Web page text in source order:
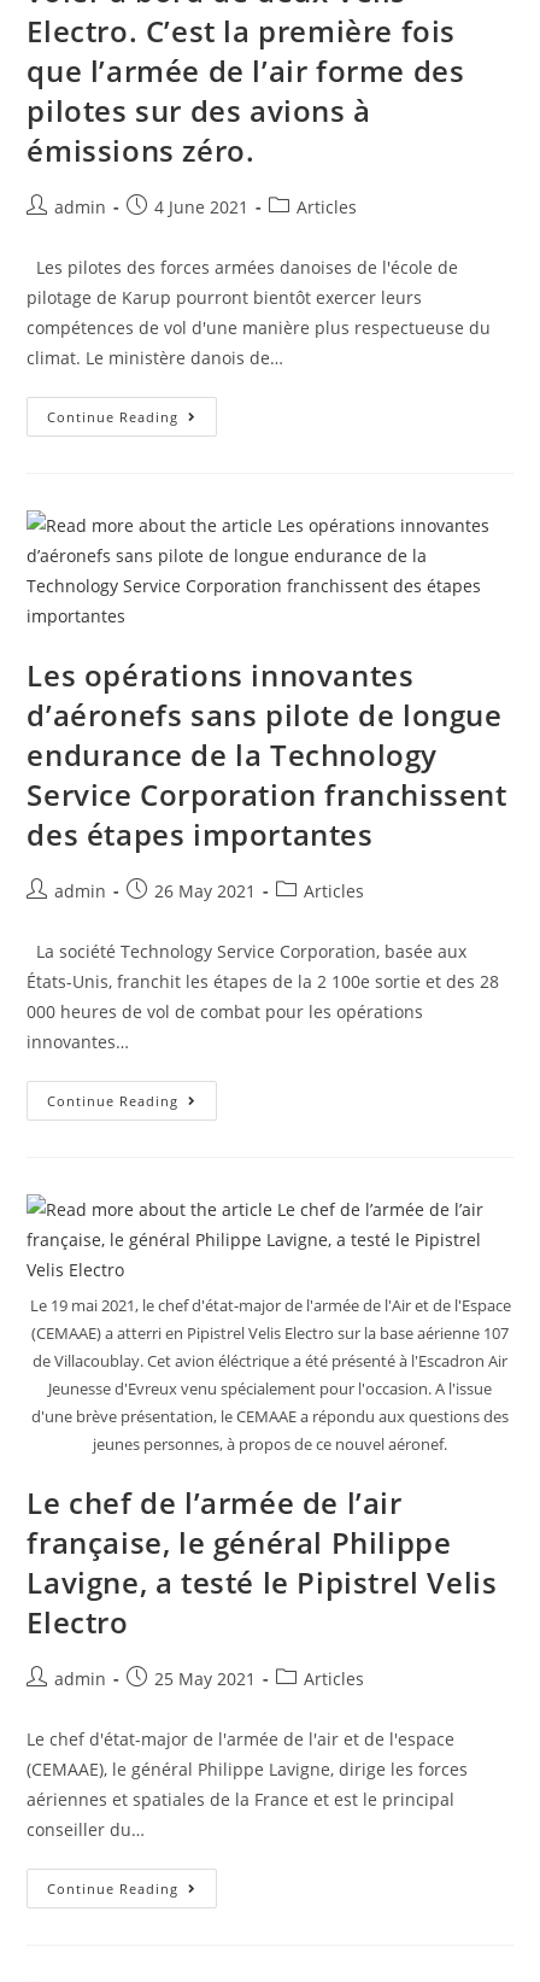
Electro. C’est la première fois
que l’armée de l’air forme des
pilotes sur des avions à
émissions zéro.
admin 4 June 2021 Articles
Les pilotes des forces armées danoises de l'école de
pilotage de Karup pourront bientôt exercer leurs
compétences de vol d'une manière plus respectueuse du
climat. Le ministère danois de…
Continue Reading
Les opérations innovantes
d’aéronefs sans pilote de longue
endurance de la Technology
Service Corporation franchissent
des étapes importantes
admin 26 May 2021 Articles
La société Technology Service Corporation, basée aux
États-Unis, franchit les étapes de la 2 100e sortie et des 28
000 heures de vol de combat pour les opérations
innovantes…
Continue Reading
Le 19 mai 2021, le chef d'état-major de l'armée de l'Air et de l'Espace
(CEMAAE) a atterri en Pipistrel Velis Electro sur la base aérienne 107
de Villacoublay. Cet avion éléctrique a été présenté à l'Escadron Air
Jeunesse d'Evreux venu spécialement pour l'occasion. A l'issue
d'une brève présentation, le CEMAAE a répondu aux questions des
jeunes personnes, à propos de ce nouvel aéronef.
Le chef de l’armée de l’air
française, le général Philippe
Lavigne, a testé le Pipistrel Velis
Electro
admin 25 May 2021 Articles
Le chef d'état-major de l'armée de l'air et de l'espace
(CEMAAE), le général Philippe Lavigne, dirige les forces
aériennes et spatiales de la France et est le principal
conseiller du…
Continue Reading